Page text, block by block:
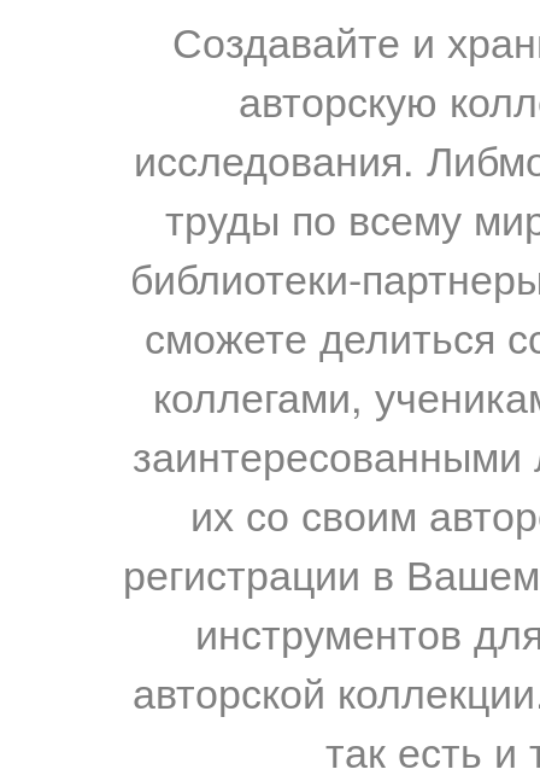
Создавайте и
авторскую
исследования.
труды по всему
библиотеки-
сможете делиться
коллегами,
их со своим
регистрации в
инструментов
авторской
так есть и